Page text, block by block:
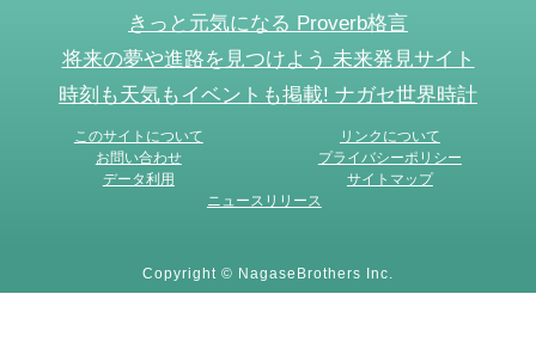
きっと元気になる Proverb格言
将来の夢や進路を見つけよう 未来発見サイト
時刻も天気もイベントも掲載! ナガセ世界時計
このサイトについて
リンクについて
お問い合わせ
プライバシーポリシー
データ利用
サイトマップ
ニュースリリース
Copyright © NagaseBrothers Inc.